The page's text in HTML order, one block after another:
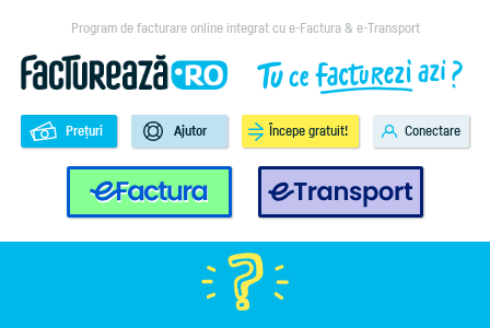
Program de facturare online integrat cu e-Factura & e-Transport
e-Factura e-Transport
Prețuri Ajutor Începe gratuit! Conectare